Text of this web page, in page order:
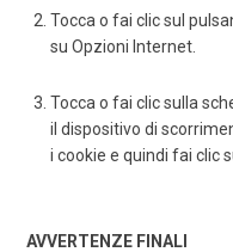
Tocca o fai clic sul
su Opzioni Internet.
Tocca o fai clic sulla
il dispositivo di
i cookie e quindi fai clic
AVVERTENZE FINALI